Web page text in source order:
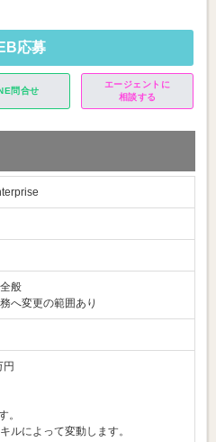
応募
問合せ
エージェントに
相談する
般
へ変更の範囲あり
円
。
ルによって変動します。